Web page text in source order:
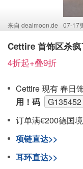
来自 dealmoon.de 07-17
Cettire 首饰区杀
4折起+叠9折
Cettire 现有 春日
用！码
G135452
订单满€200德国境
项链直达>>
耳环直达>>